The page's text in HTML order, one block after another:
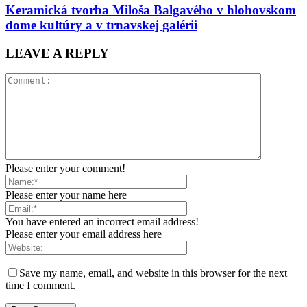
Keramická tvorba Miloša Balgavého v hlohovskom
dome kultúry a v trnavskej galérii
LEAVE A REPLY
Please enter your comment!
Please enter your name here
You have entered an incorrect email address!
Please enter your email address here
Save my name, email, and website in this browser for the next
time I comment.